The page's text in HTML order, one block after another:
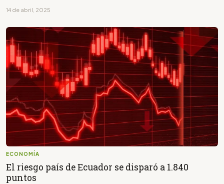
14 de abril, 2025
ECONOMÍA
El riesgo país de Ecuador se disparó a 1.840
puntos